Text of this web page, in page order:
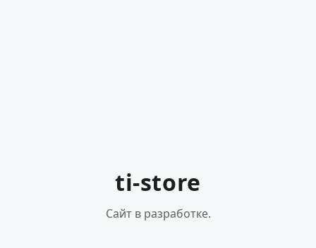
ti-store
Сайт в разработке.